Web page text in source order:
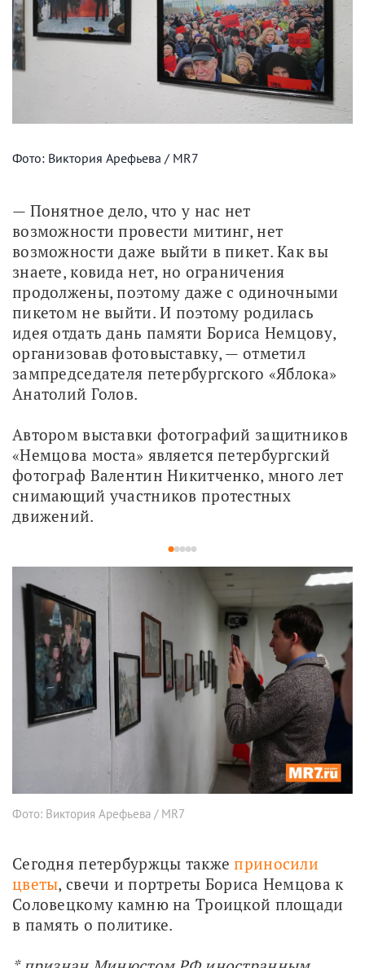
Фото: Виктория Арефьева / MR7
— Понятное дело, что у нас нет
возможности провести митинг, нет
возможности даже выйти в пикет. Как вы
знаете, ковида нет, но ограничения
продолжены, поэтому даже с одиночными
пикетом не выйти. И поэтому родилась
идея отдать дань памяти Бориса Немцову,
организовав фотовыставку, — отметил
зампредседателя петербургского «Яблока»
Анатолий Голов.
Автором выставки фотографий защитников
«Немцова моста» является петербургский
фотограф Валентин Никитченко, много лет
снимающий участников протестных
движений.
12345
Фото: Виктория Арефьева / MR7
Сегодня петербуржцы также приносили
цветы, свечи и портреты Бориса Немцова к
Соловецкому камню на Троицкой площади
в память о политике.